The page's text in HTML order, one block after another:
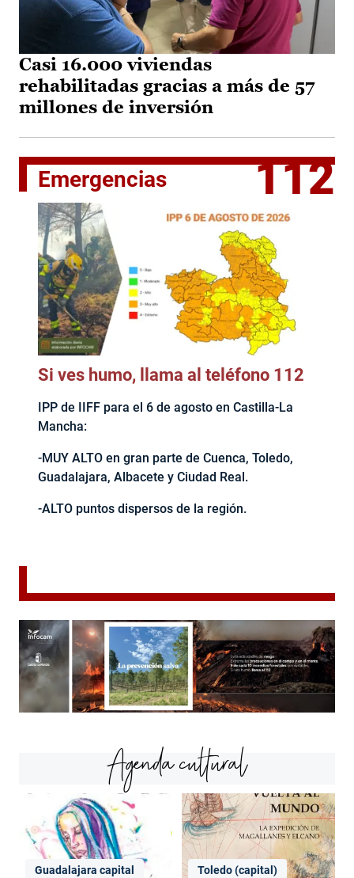
Casi 16.000 viviendas
rehabilitadas gracias a más de 57
millones de inversión
Emergencias 112
Si ves humo, llama al teléfono 112
IPP de IIFF para el 6 de agosto en Castilla-La
Mancha:
-MUY ALTO en gran parte de Cuenca, Toledo,
Guadalajara, Albacete y Ciudad Real.
-ALTO puntos dispersos de la región.
Agenda cultural
Guadalajara capital Toledo (capital)